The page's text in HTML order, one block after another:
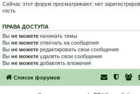
Сейчас этот форум просматривают: нет
гость
ПРАВА ДОСТУПА
Вы не можете начинать темы
Вы не можете отвечать на сообщения
Вы не можете редактировать свои сообщения
Вы не можете удалять свои сообщения
Вы не можете добавлять вложения
Список форумов